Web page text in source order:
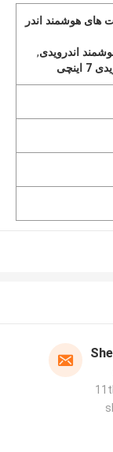
هوشمند اندر
,